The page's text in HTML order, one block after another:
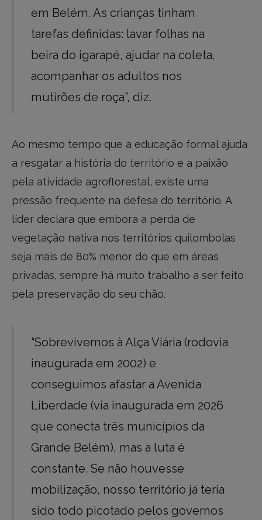
em Belém. As crianças tinham
tarefas definidas: lavar folhas na
beira do igarapé, ajudar na coleta,
acompanhar os adultos nos
mutirões de roça”, diz.
Ao mesmo tempo que a educação formal ajuda
a resgatar a história do território e a paixão
pela atividade agroflorestal, existe uma
pressão frequente na defesa do território. A
líder declara que embora a perda de
vegetação nativa nos territórios quilombolas
seja mais de 80% menor do que em áreas
privadas, sempre há muito trabalho a ser feito
pela preservação do seu chão.
“Sobrevivemos à Alça Viária (rodovia
inaugurada em 2002) e
conseguimos afastar a Avenida
Liberdade (via inaugurada em 2026
que conecta três municípios da
Grande Belém), mas a luta é
constante. Se não houvesse
mobilização, nosso território já teria
sido todo picotado pelos governos